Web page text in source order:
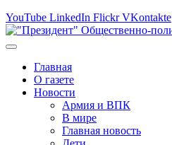
YouTube LinkedIn Flickr VKontakte
Главная
О газете
Новости
Армия и ВПК
В мире
Главная новость